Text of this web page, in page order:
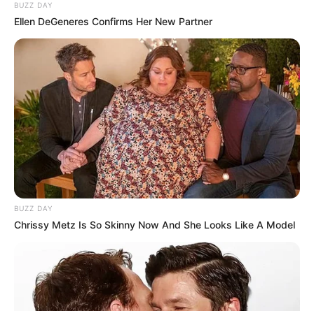
BUZZ DAY
Ellen DeGeneres Confirms Her New Partner
BUZZ DAY
Chrissy Metz Is So Skinny Now And She Looks Like A Model